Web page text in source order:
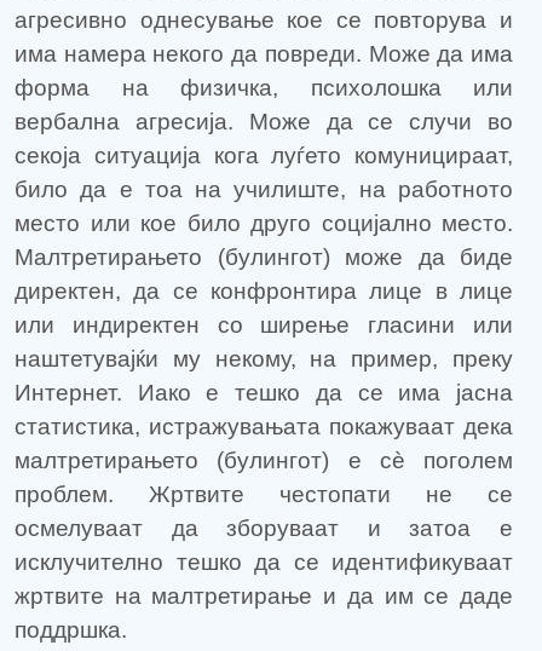
агресивно однесување кое се повторува и
има намера некого да повреди. Може да има
форма на физичка, психолошка или
вербална агресија. Може да се случи во
секоја ситуација кога луѓето комуницираат,
било да е тоа на училиште, на работното
место или кое било друго социјално место.
Малтретирањето (булингот) може да биде
директен, да се конфронтира лице в лице
или индиректен со ширење гласини или
наштетувајќи му некому, на пример, преку
Интернет. Иако е тешко да се има јасна
статистика, истражувањата покажуваат дека
малтретирањето (булингот) е сè поголем
проблем. Жртвите честопати не се
осмелуваат да зборуваат и затоа е
исклучително тешко да се идентификуваат
жртвите на малтретирање и да им се даде
поддршка.